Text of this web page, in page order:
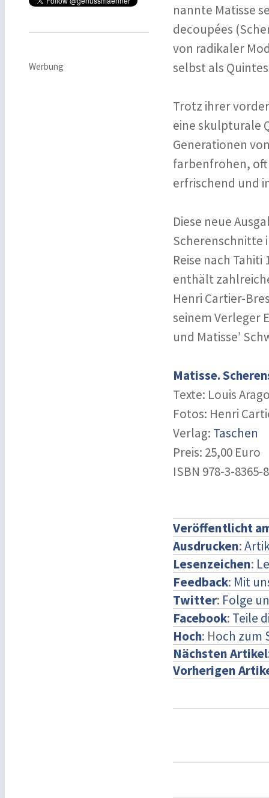
Werbung
nannte Matisse
decoupées
von radikaler
selbst als
Trotz ihrer
eine skulpturale
Generationen
farbenfrohen,
erfrischend und
Diese neue
Scherenschnitte
Reise nach
enthält
Henri Cartier-
seinem Verleger
und Matisse’
Matisse.
Texte: Louis
Fotos: Henri
Verlag: Taschen
Preis: 25,00 Euro
ISBN 978-3-8365-
Veröffentlicht
Ausdrucken:
Lesenzeichen:
Feedback: Mit
Twitter: Folge
Facebook: Teile
Hoch: Hoch zum
Nächsten Artikel
Vorherigen